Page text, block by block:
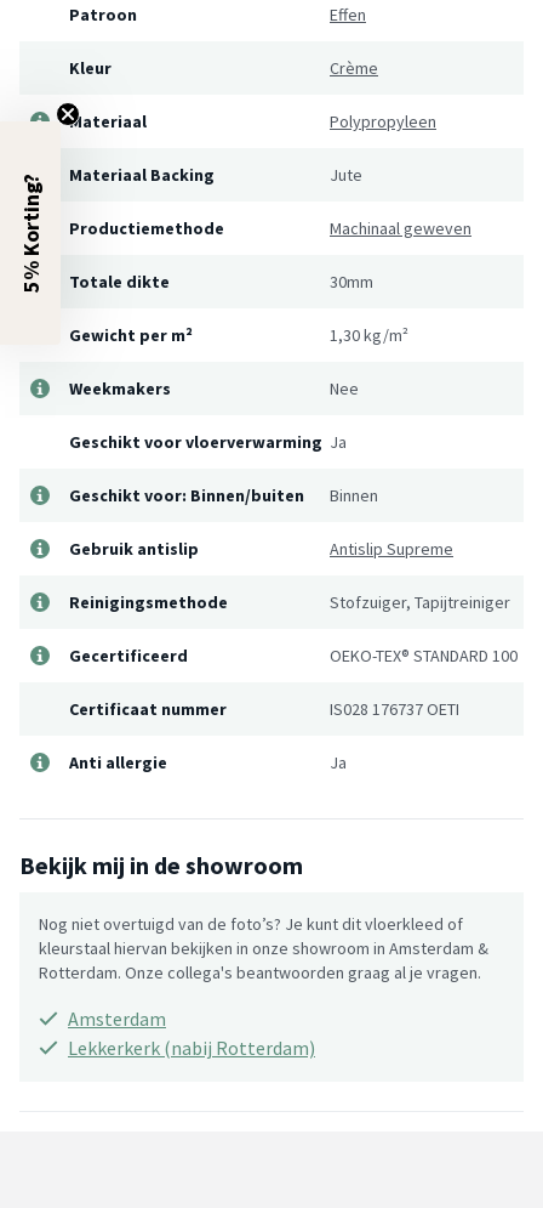
Patroon Effen
Kleur Crème
Materiaal Polypropyleen
Materiaal Backing Jute
Productiemethode Machinaal geweven
Totale dikte 30mm
Gewicht per m² 1,30 kg/m²
Weekmakers Nee
Geschikt voor vloerverwarming Ja
Geschikt voor: Binnen/buiten Binnen
Gebruik antislip Antislip Supreme
Reinigingsmethode Stofzuiger, Tapijtreiniger
Gecertificeerd OEKO-TEX® STANDARD 100
Certificaat nummer IS028 176737 OETI
Anti allergie Ja
Bekijk mij in de showroom
Nog niet overtuigd van de foto’s? Je kunt dit vloerkleed of
kleurstaal hiervan bekijken in onze showroom in Amsterdam &
Rotterdam. Onze collega's beantwoorden graag al je vragen.
Amsterdam
Lekkerkerk (nabij Rotterdam)
5% Korting?